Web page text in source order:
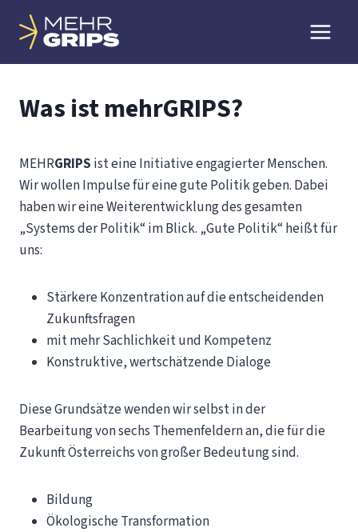
Inhalt
springen
Was ist mehrGRIPS?
MEHRGRIPS ist eine Initiative engagierter Menschen.
Wir wollen Impulse für eine gute Politik geben. Dabei
haben wir eine Weiterentwicklung des gesamten
„Systems der Politik“ im Blick. „Gute Politik“ heißt für
uns:
Stärkere Konzentration auf die entscheidenden
Zukunftsfragen
mit mehr Sachlichkeit und Kompetenz
Konstruktive, wertschätzende Dialoge
Diese Grundsätze wenden wir selbst in der
Bearbeitung von sechs Themenfeldern an, die für die
Zukunft Österreichs von großer Bedeutung sind.
Bildung
Ökologische Transformation